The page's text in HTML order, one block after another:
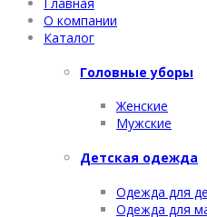
О компании
Каталог
Головные уборы
Женские
Мужские
Детская одежда
Одежда для
Одежда для